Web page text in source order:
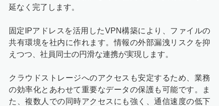
延なく完了します。
固定IPアドレスを活用したVPN構築により、ファイルの
共有環境を社内に作れます。情報の外部漏洩リスクを抑
えつつ、社員同士の円滑な連携が実現します。
クラウドストレージへのアクセスも安定するため、業務
の効率化とあわせて重要なデータの保護も可能です。ま
た、複数人での同時アクセスにも強く、通信速度の低下